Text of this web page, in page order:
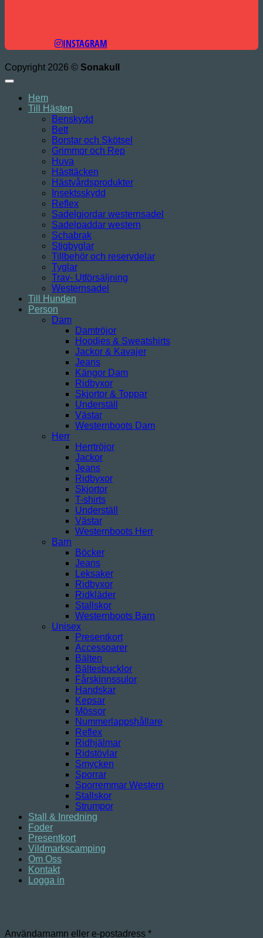
INSTAGRAM
Copyright 2026 © Sonakull
Hem
Till Hästen
Benskydd
Bett
Borstar och Skötsel
Grimmor och Rep
Huva
Hästtäcken
Hästvårdsprodukter
Insektsskydd
Reflex
Sadelgjordar westernsadel
Sadelpaddar western
Schabrak
Stigbyglar
Tillbehör och reservdelar
Tyglar
Trav- Utförsäljning
Westernsadel
Till Hunden
Person
Dam
Damtröjor
Hoodies & Sweatshirts
Jackor & Kavajer
Jeans
Kängor Dam
Ridbyxor
Skjortor & Toppar
Underställ
Västar
Westernboots Dam
Herr
Herrtröjor
Jackor
Jeans
Ridbyxor
Skjortor
T-shirts
Underställ
Västar
Westernboots Herr
Barn
Böcker
Jeans
Leksaker
Ridbyxor
Ridkläder
Stallskor
Westernboots Barn
Unisex
Presentkort
Accessoarer
Bälten
Bältesbucklor
Fårskinnssulor
Handskar
Kepsar
Mössor
Nummerlappshållare
Reflex
Ridhjälmar
Ridstövlar
Smycken
Sporrar
Sporremmar Western
Stallskor
Strumpor
Stall & Inredning
Foder
Presentkort
Vildmarkscamping
Om Oss
Kontakt
Logga in
Användarnamn eller e-postadress *Obligatoriskt